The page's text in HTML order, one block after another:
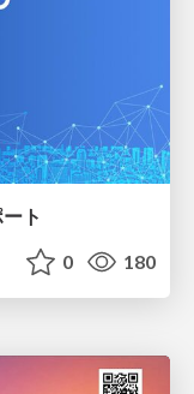
ト
0 180